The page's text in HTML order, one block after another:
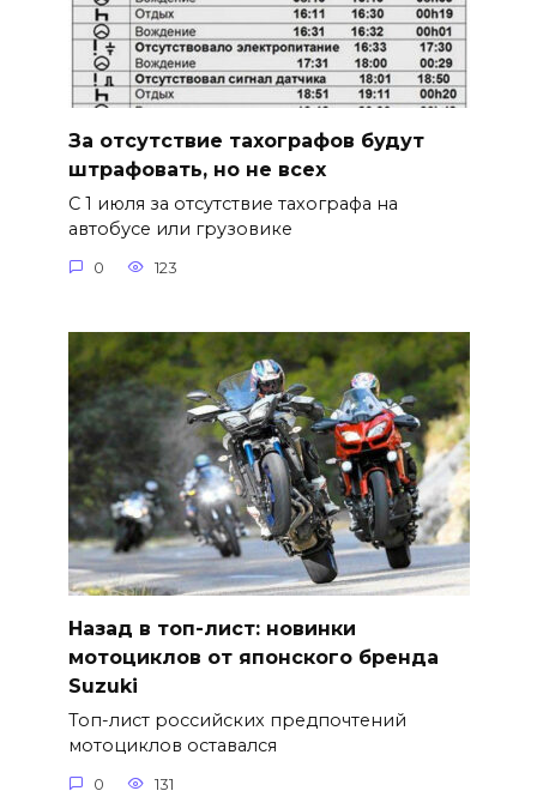
За отсутствие тахографов будут
штрафовать, но не всех
С 1 июля за отсутствие тахографа на
автобусе или грузовике
0 123
Назад в топ-лист: новинки
мотоциклов от японского бренда
Suzuki
Топ-лист российских предпочтений
мотоциклов оставался
0 131